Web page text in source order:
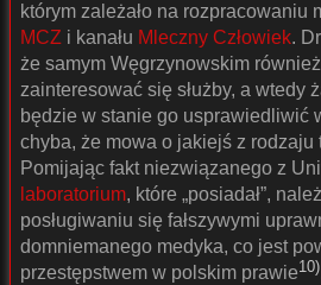
którym zależało na rozpracowaniu
MCZ i kanału Mleczny Człowiek.
że samym Węgrzynowskim
zainteresować się służby, a wtedy
będzie w stanie go usprawiedliwić
chyba, że mowa o jakiejś z rodzaju
Pomijając fakt niezwiązanego z
laboratorium, które „posiadał”,
posługiwaniu się fałszywymi
domniemanego medyka, co jest
przestępstwem w polskim prawie10)